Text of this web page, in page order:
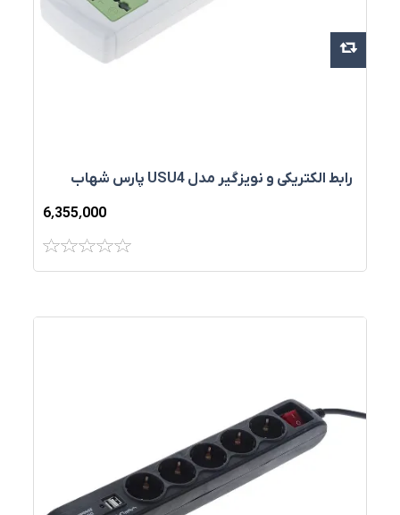
رابط الکتریکی و نویزگیر مدل USU4 پارس شهاب
6٬355٬000